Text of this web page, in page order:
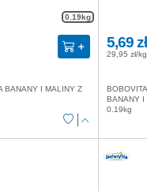
0.19kg
BANANY I MALINY Z
5,69 zł
29,95 zł/kg
BANANY I
0.19kg